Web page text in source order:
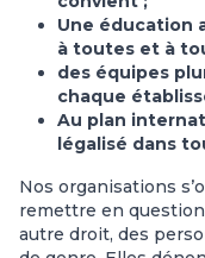
Une éducation
à toutes et à
des équipes
chaque
Au plan
légalisé dans
Nos organisations
remettre en
autre droit, des